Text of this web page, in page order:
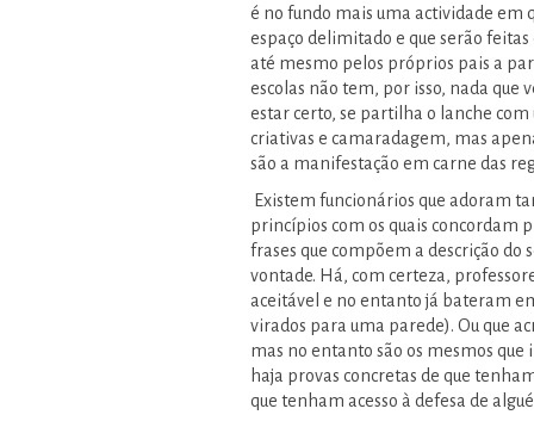
é no fundo mais uma actividade em
espaço delimitado e que serão
até mesmo pelos próprios pais a
escolas não tem, por isso, nada que
estar certo, se partilha o lanche
criativas e camaradagem, mas
são a manifestação em carne das
Existem funcionários que adoram
princípios com os quais
frases que compõem a descrição do
vontade. Há, com certeza,
aceitável e no entanto já bateram
virados para uma parede). Ou que
mas no entanto são os mesmos
haja provas concretas de que
que tenham acesso à defesa de